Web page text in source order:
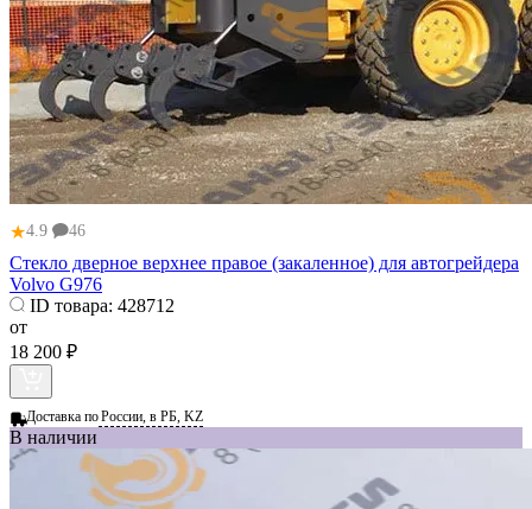
★4.9 46
Стекло дверное верхнее правое (закаленное) для автогрейдера
Volvo G976
ID товара: 428712
от
18 200 ₽
Доставка поРоссии, в РБ, KZ
В наличии